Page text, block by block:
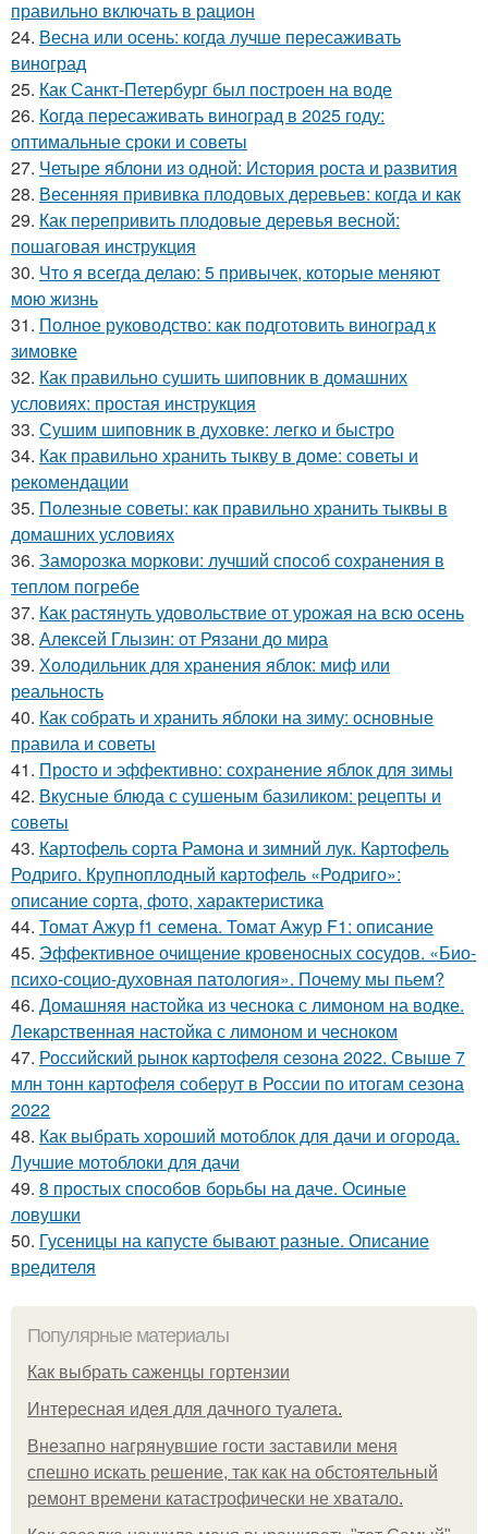
правильно включать в рацион
24. Весна или осень: когда лучше пересаживать
виноград
25. Как Санкт-Петербург был построен на воде
26. Когда пересаживать виноград в 2025 году:
оптимальные сроки и советы
27. Четыре яблони из одной: История роста и развития
28. Весенняя прививка плодовых деревьев: когда и как
29. Как перепривить плодовые деревья весной:
пошаговая инструкция
30. Что я всегда делаю: 5 привычек, которые меняют
мою жизнь
31. Полное руководство: как подготовить виноград к
зимовке
32. Как правильно сушить шиповник в домашних
условиях: простая инструкция
33. Сушим шиповник в духовке: легко и быстро
34. Как правильно хранить тыкву в доме: советы и
рекомендации
35. Полезные советы: как правильно хранить тыквы в
домашних условиях
36. Заморозка моркови: лучший способ сохранения в
теплом погребе
37. Как растянуть удовольствие от урожая на всю осень
38. Алексей Глызин: от Рязани до мира
39. Холодильник для хранения яблок: миф или
реальность
40. Как собрать и хранить яблоки на зиму: основные
правила и советы
41. Просто и эффективно: сохранение яблок для зимы
42. Вкусные блюда с сушеным базиликом: рецепты и
советы
43. Картофель сорта Рамона и зимний лук. Картофель
Родриго. Крупноплодный картофель «Родриго»:
описание сорта, фото, характеристика
44. Томат Ажур f1 семена. Томат Ажур F1: описание
45. Эффективное очищение кровеносных сосудов. «Био-
психо-социо-духовная патология». Почему мы пьем?
46. Домашняя настойка из чеснока с лимоном на водке.
Лекарственная настойка с лимоном и чесноком
47. Российский рынок картофеля сезона 2022. Свыше 7
млн тонн картофеля соберут в России по итогам сезона
2022
48. Как выбрать хороший мотоблок для дачи и огорода.
Лучшие мотоблоки для дачи
49. 8 простых способов борьбы на даче. Осиные
ловушки
50. Гусеницы на капусте бывают разные. Описание
вредителя
Популярные материалы
Как выбрать саженцы гортензии
Интересная идея для дачного туалета.
Внезапно нагрянувшие гости заставили меня
спешно искать решение, так как на обстоятельный
ремонт времени катастрофически не хватало.